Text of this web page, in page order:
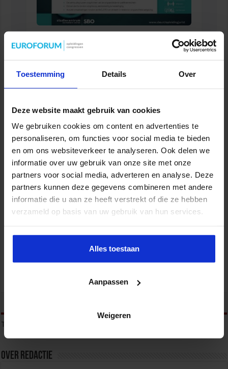
Toestemming Details Over
Deze website maakt gebruik van cookies
We gebruiken cookies om content en advertenties te
personaliseren, om functies voor social media te bieden
en om ons websiteverkeer te analyseren. Ook delen we
informatie over uw gebruik van onze site met onze
partners voor social media, adverteren en analyse. Deze
partners kunnen deze gegevens combineren met andere
informatie die u aan ze heeft verstrekt of die ze hebben
verzameld op basis van uw gebruik van hun services.
Alles toestaan
Aanpassen
Weigeren
Verkorte opleiding voor de Jurist in de Zorg
ZORG
Opleiding Praktische toepassing Privacywet
Tags
Over redactie